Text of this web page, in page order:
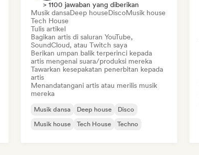
> 1100 jawaban yang diberikan
Musik dansaDeep houseDiscoMusik house
Tech House
Tulis artikel
Bagikan artis di saluran YouTube,
SoundCloud, atau Twitch saya
Berikan umpan balik terperinci kepada
artis mengenai suara/produksi mereka
Tawarkan kesepakatan penerbitan kepada
artis
Menandatangani artis atau merilis musik
mereka
Musik dansa Deep house
Disco
Musik house
Tech House Techno